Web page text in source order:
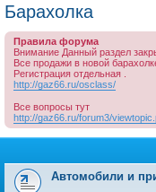
Барахолка
Правила форума
Внимание Данный раздел
Все продажи в новой
Регистрация отдельная .
http://gaz66.ru/osclass/
Все вопросы тут
http://gaz66.ru/forum3/
Автомобили и